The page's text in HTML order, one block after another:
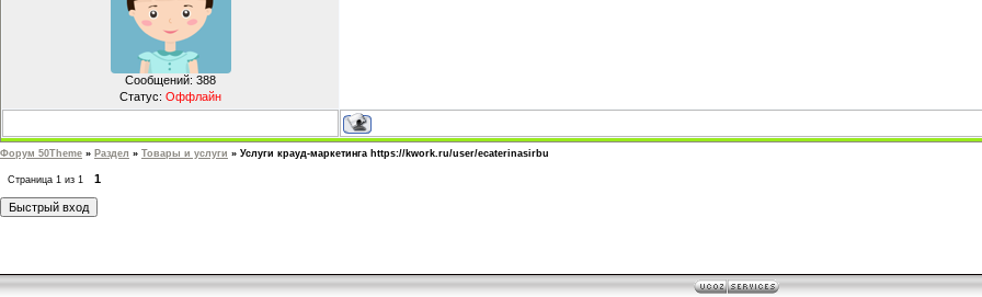
Сообщений: 388
Статус: Оффлайн
Форум 50Theme » Раздел » Товары и услуги » Услуги крауд-маркетинга https://kwork.ru/user/ecaterinasirbu
Страница 1 из 1
1